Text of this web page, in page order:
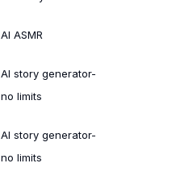
AI ASMR
AI story generator-
no limits
AI story generator-
no limits